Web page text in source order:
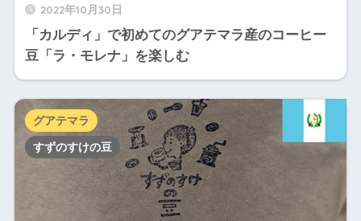
2022年10月30日
「カルディ」で初めてのグアテマラ産のコーヒー
豆「ラ・モレナ」を楽しむ
グアテマラ
すずのすけの豆